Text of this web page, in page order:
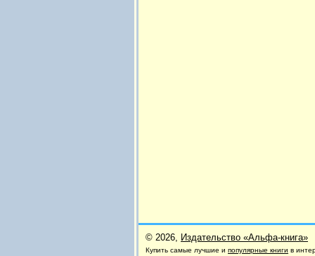
© 2026, Издательство «Альфа-книга»
Купить самые лучшие и популярные книги в